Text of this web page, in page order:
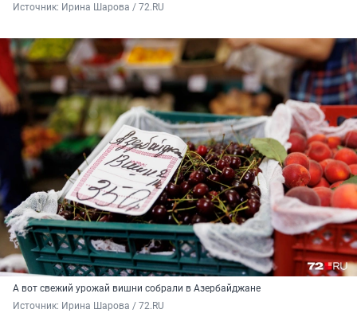
Источник: Ирина Шарова / 72.RU
А вот свежий урожай вишни собрали в Азербайджане
Источник: Ирина Шарова / 72.RU